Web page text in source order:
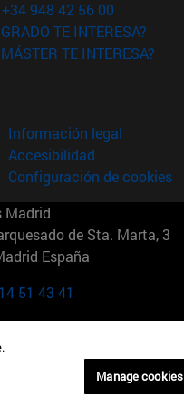
948 42 56 00
TE INTERESA?
TE INTERESA?
Información legal
Accesibilidad
Configuración de cookies
Madrid
de Sta. Marta, 3
España
51 43 41
Straße 15 81675
Manage cookies